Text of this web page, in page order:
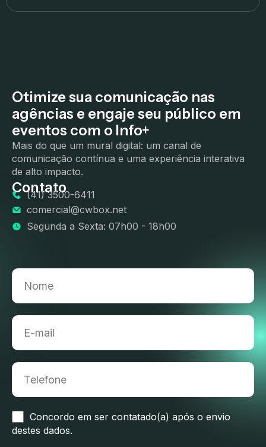
Otimize sua comunicação nas
agências e engaje seu público em
eventos com o Info+
Mais do que um mural digital: um canal de
comunicação contínua e uma experiência interativa
de alto impacto.
Contato
(41) 3500-6411
comercial@cwbox.net
Segunda a Sexta: 07h00 - 18h00
Concordo em ser contatado(a) após o envio
destes dados.